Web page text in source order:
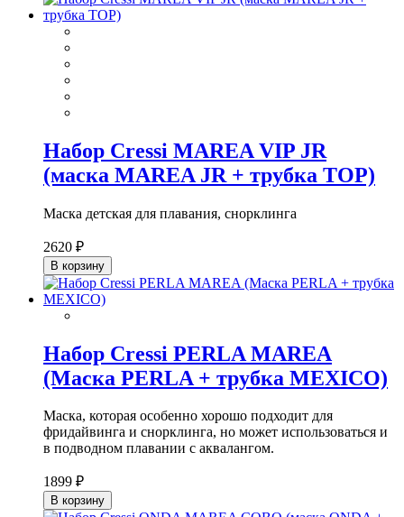
Набор Cressi MAREA VIP JR
(маска MAREA JR + трубка TOP)
Маска детская для плавания, снорклинга
2620 ₽
В корзину
Набор Cressi PERLA MAREA
(Маска PERLA + трубка MEXICO)
Маска, которая особенно хорошо подходит для
фридайвинга и снорклинга, но может использоваться и
в подводном плавании с аквалангом.
1899 ₽
В корзину